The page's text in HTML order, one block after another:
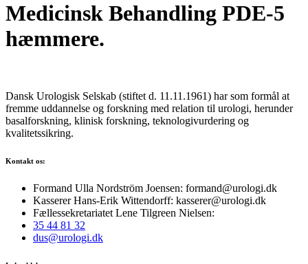
Medicinsk Behandling PDE-5
hæmmere.
Dansk Urologisk Selskab (stiftet d. 11.11.1961) har som formål at
fremme uddannelse og forskning med relation til urologi, herunder
basalforskning, klinisk forskning, teknologivurdering og
kvalitetssikring.
Kontakt os:
Formand Ulla Nordström Joensen: formand@urologi.dk
Kasserer Hans-Erik Wittendorff: kasserer@urologi.dk
Fællessekretariatet Lene Tilgreen Nielsen:
35 44 81 32
dus@urologi.dk